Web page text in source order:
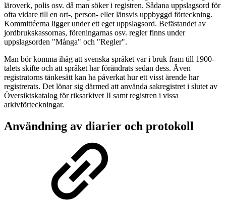
läroverk, polis osv. då man söker i registren. Sådana uppslagsord för
ofta vidare till en ort-, person- eller länsvis uppbyggd förteckning.
Kommittéerna ligger under ett eget uppslagsord. Befästandet av
jordbrukskassornas, föreningarnas osv. regler finns under
uppslagsorden "Många" och "Regler".
Man bör komma ihåg att svenska språket var i bruk fram till 1900-
talets skifte och att språket har förändrats sedan dess. Även
registratorns tänkesätt kan ha påverkat hur ett visst ärende har
registrerats. Det lönar sig därmed att använda sakregistret i slutet av
Översiktskatalog för riksarkivet II samt registren i vissa
arkivförteckningar.
Användning av diarier och protokoll